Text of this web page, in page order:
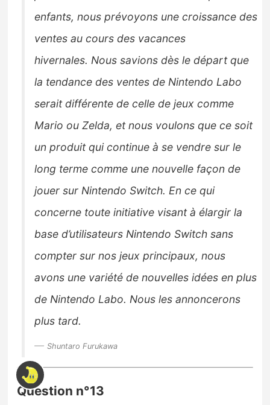
enfants, nous prévoyons une croissance des
ventes au cours des vacances
hivernales. Nous savions dès le départ que
la tendance des ventes de Nintendo Labo
serait différente de celle de jeux comme
Mario ou Zelda, et nous voulons que ce soit
un produit qui continue à se vendre sur le
long terme comme une nouvelle façon de
jouer sur Nintendo Switch. En ce qui
concerne toute initiative visant à élargir la
base d’utilisateurs Nintendo Switch sans
compter sur nos jeux principaux, nous
avons une variété de nouvelles idées en plus
de Nintendo Labo. Nous les annoncerons
plus tard.
Shuntaro Furukawa
Question n°13